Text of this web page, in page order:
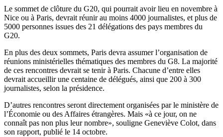
Le sommet de clôture du G20, qui pourrait avoir lieu en novembre à
Nice ou à Paris, devrait réunir au moins 4000 journalistes, et plus de
5000 personnes issues des 21 délégations des pays membres du
G20.
En plus des deux sommets, Paris devra assumer l’organisation de
réunions ministérielles thématiques des membres du G8. La majorité
de ces rencontres devrait se tenir à Paris. Chacune d’entre elles
devrait accueillir une centaine de délégués, ainsi que 200 à 300
journalistes, selon la présidence.
D’autres rencontres seront directement organisées par le ministère de
l’Économie ou des Affaires étrangères. Mais «à ce jour, on ne
connaît pas non plus leur nombre», souligne Geneviève Colot, dans
son rapport, publié le 14 octobre.